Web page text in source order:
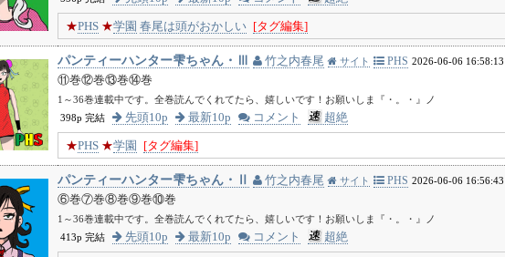
★PHS ★学園 春尾は頭がおかしい [タグ編集]
パンティーハンター雫ちゃん・Ⅲ 竹之内春尾 サイト PHS 2026-06-06 16:58:13
⑪巻⑫巻⑬巻⑭巻
1～36巻連載中です。全巻読んでくれてたら、嬉しいです！お願いしま『・。・』ノ
398p 完結
先頭10p 最新10p コメント 超絶
★PHS ★学園 [タグ編集]
パンティーハンター雫ちゃん・Ⅱ 竹之内春尾 サイト PHS 2026-06-06 16:56:43
⑥巻⑦巻⑧巻⑨巻⑩巻
1～36巻連載中です。全巻読んでくれてたら、嬉しいです！お願いしま『・。・』ノ
413p 完結
先頭10p 最新10p コメント 超絶